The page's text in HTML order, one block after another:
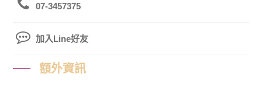
07-3457375
加入Line好友
額外資訊